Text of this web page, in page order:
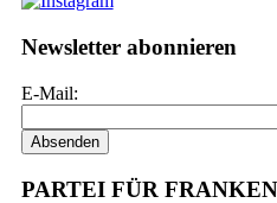
Newsletter abonnieren
E-Mail:
PARTEI FÜR